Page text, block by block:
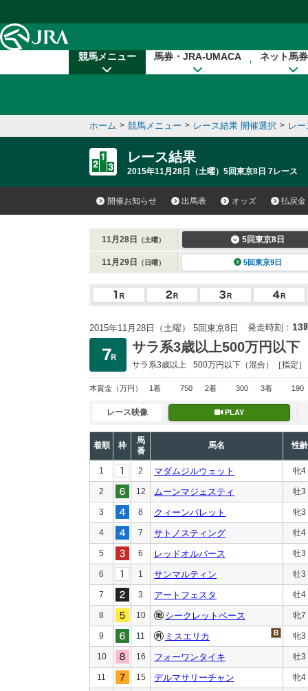
競馬メニュー 馬券・JRA-UMACA ネット馬
ホーム > 競馬メニュー > レース結果 開催選択 > レ
レース結果
2015年11月28日（土曜）5回東京8日 7レース
開催お知らせ 出馬表 オッズ 払戻金
11月28日 （土曜） 5回東京8日
11月29日 （日曜） 5回東京9日
2015年11月28日（土曜） 5回東京8日 発走時刻： 13
サラ系3歳以上500万円以下
サラ系3歳以上 500万円以下 （混合）［指定］
本賞金 （万円） 1着 750 2着 300 3着 190
レース映像 PLAY
着順 枠
馬
番
馬名 性齢
1 2 マダムジルウェット 牝4
2 12 ムーンマジェスティ 牡3
3 8 クィーンパレット 牝3
4 7 サトノスティング 牡4
5 6 レッドオルバース 牡3
6 1 サンマルティン 牡3
7 3 アートフェスタ 牡4
8 10 シークレットベース 牝7
9 11 ミスエリカ 牝3
10 16 フォーワンタイキ 牡3
11 15 デルマサリーチャン 牝4